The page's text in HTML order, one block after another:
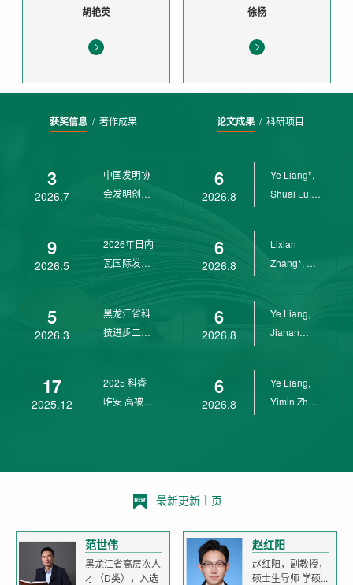
胡艳英 徐杨
获奖信息/ 著作成果
3
2026.7
中国发明协
会发明创业
9
2026.5
2026年日内
瓦国际发明
5
2026.3
黑龙江省科
技进步二等
17
2025.12
2025 科睿
唯安 高被引
论文成果/ 科研项目
6
2026.8
Ye Liang*,
Shuai Lu,
6
2026.8
Lixian
Zhang*, Ye
6
2026.8
Ye Liang,
Jianan
6
2026.8
Ye Liang,
Yimin Zhu,
最新更新主页
范世伟
黑龙江省高层次人
才（D类），入选
赵红阳
赵红阳，副教授，
硕士生导师 学硕...